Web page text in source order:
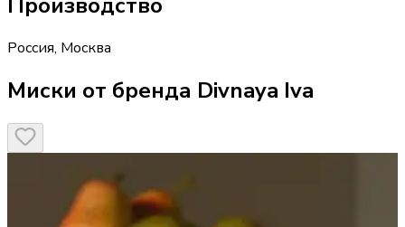
Россия, Москва
Миски от бренда Divnaya Iva